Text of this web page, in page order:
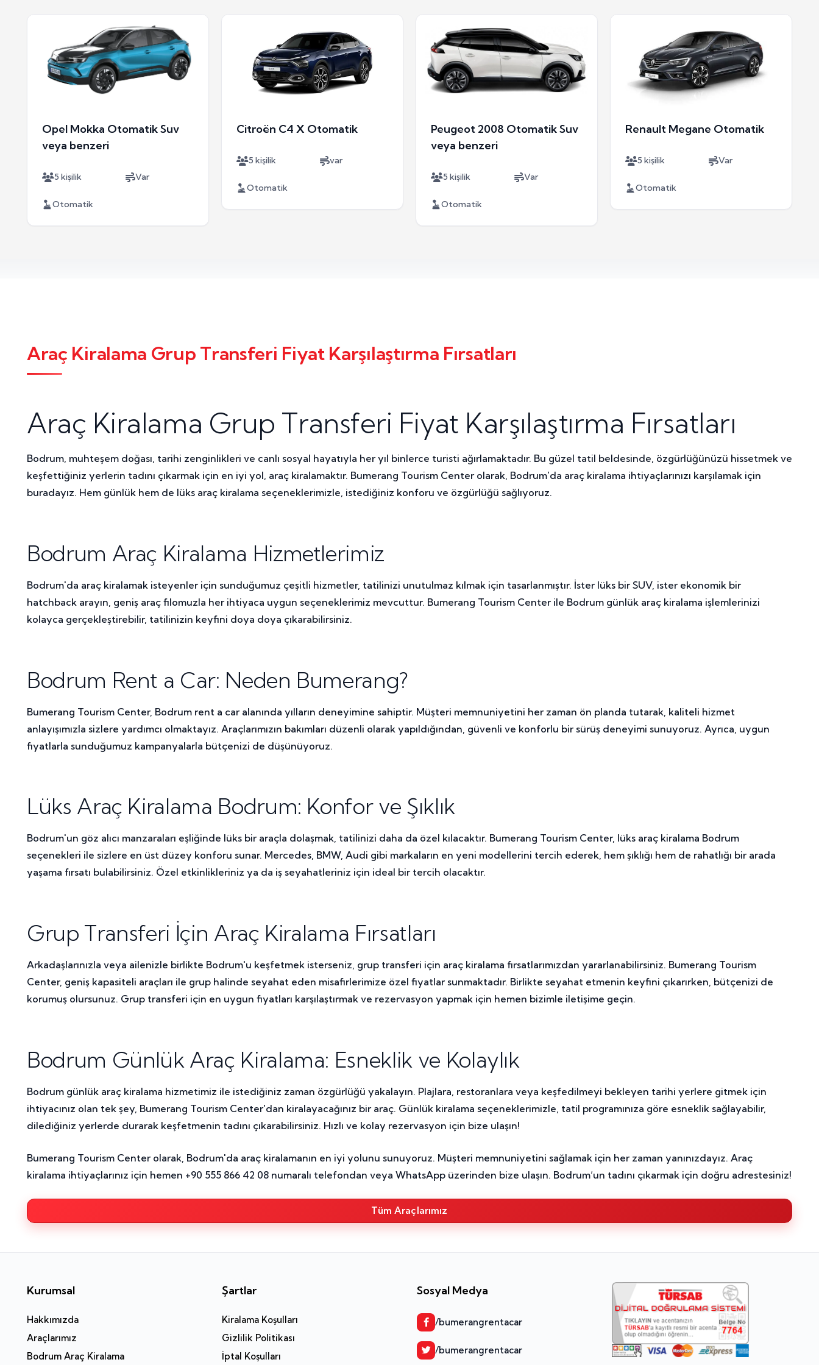
Opel Mokka Otomatik Suv
veya benzeri
5 kişilik Var
Otomatik
Citroën C4 X Otomatik
5 kişilik var
Otomatik
Peugeot 2008 Otomatik Suv
veya benzeri
5 kişilik Var
Otomatik
Renault Megane Otomatik
5 kişilik Var
Otomatik
Araç Kiralama Grup Transferi Fiyat Karşılaştırma Fırsatları
Araç Kiralama Grup Transferi Fiyat Karşılaştırma Fırsatları
Bodrum, muhteşem doğası, tarihi zenginlikleri ve canlı sosyal hayatıyla her yıl binlerce turisti ağırlamaktadır. Bu güzel tatil beldesinde, özgürlüğünüzü hissetmek ve
keşfettiğiniz yerlerin tadını çıkarmak için en iyi yol, araç kiralamaktır. Bumerang Tourism Center olarak, Bodrum'da araç kiralama ihtiyaçlarınızı karşılamak için
buradayız. Hem günlük hem de lüks araç kiralama seçeneklerimizle, istediğiniz konforu ve özgürlüğü sağlıyoruz.
Bodrum Araç Kiralama Hizmetlerimiz
Bodrum'da araç kiralamak isteyenler için sunduğumuz çeşitli hizmetler, tatilinizi unutulmaz kılmak için tasarlanmıştır. İster lüks bir SUV, ister ekonomik bir
hatchback arayın, geniş araç filomuzla her ihtiyaca uygun seçeneklerimiz mevcuttur. Bumerang Tourism Center ile Bodrum günlük araç kiralama işlemlerinizi
kolayca gerçekleştirebilir, tatilinizin keyfini doya doya çıkarabilirsiniz.
Bodrum Rent a Car: Neden Bumerang?
Bumerang Tourism Center, Bodrum rent a car alanında yılların deneyimine sahiptir. Müşteri memnuniyetini her zaman ön planda tutarak, kaliteli hizmet
anlayışımızla sizlere yardımcı olmaktayız. Araçlarımızın bakımları düzenli olarak yapıldığından, güvenli ve konforlu bir sürüş deneyimi sunuyoruz. Ayrıca, uygun
fiyatlarla sunduğumuz kampanyalarla bütçenizi de düşünüyoruz.
Lüks Araç Kiralama Bodrum: Konfor ve Şıklık
Bodrum'un göz alıcı manzaraları eşliğinde lüks bir araçla dolaşmak, tatilinizi daha da özel kılacaktır. Bumerang Tourism Center, lüks araç kiralama Bodrum
seçenekleri ile sizlere en üst düzey konforu sunar. Mercedes, BMW, Audi gibi markaların en yeni modellerini tercih ederek, hem şıklığı hem de rahatlığı bir arada
yaşama fırsatı bulabilirsiniz. Özel etkinlikleriniz ya da iş seyahatleriniz için ideal bir tercih olacaktır.
Grup Transferi İçin Araç Kiralama Fırsatları
Arkadaşlarınızla veya ailenizle birlikte Bodrum'u keşfetmek isterseniz, grup transferi için araç kiralama fırsatlarımızdan yararlanabilirsiniz. Bumerang Tourism
Center, geniş kapasiteli araçları ile grup halinde seyahat eden misafirlerimize özel fiyatlar sunmaktadır. Birlikte seyahat etmenin keyfini çıkarırken, bütçenizi de
korumuş olursunuz. Grup transferi için en uygun fiyatları karşılaştırmak ve rezervasyon yapmak için hemen bizimle iletişime geçin.
Bodrum Günlük Araç Kiralama: Esneklik ve Kolaylık
Bodrum günlük araç kiralama hizmetimiz ile istediğiniz zaman özgürlüğü yakalayın. Plajlara, restoranlara veya keşfedilmeyi bekleyen tarihi yerlere gitmek için
ihtiyacınız olan tek şey, Bumerang Tourism Center'dan kiralayacağınız bir araç. Günlük kiralama seçeneklerimizle, tatil programınıza göre esneklik sağlayabilir,
dilediğiniz yerlerde durarak keşfetmenin tadını çıkarabilirsiniz. Hızlı ve kolay rezervasyon için bize ulaşın!
Bumerang Tourism Center olarak, Bodrum'da araç kiralamanın en iyi yolunu sunuyoruz. Müşteri memnuniyetini sağlamak için her zaman yanınızdayız. Araç
kiralama ihtiyaçlarınız için hemen +90 555 866 42 08 numaralı telefondan veya WhatsApp üzerinden bize ulaşın. Bodrum’un tadını çıkarmak için doğru adrestesiniz!
Tüm Araçlarımız
Kurumsal
Hakkımızda
Araçlarımız
Bodrum Araç Kiralama
Şartlar
Kiralama Koşulları
Gizlilik Politikası
İptal Koşulları
Sosyal Medya
/bumerangrentacar
/bumerangrentacar